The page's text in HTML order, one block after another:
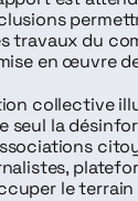
travaux du
en œuvre
collective
seul la
le